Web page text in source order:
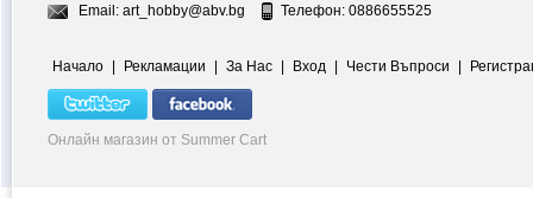
Email: art_hobby@abv.bg Телефон: 0886655525
Начало | Рекламации | За Нас | Вход | Чести Въпроси |
Онлайн магазин от Summer Cart